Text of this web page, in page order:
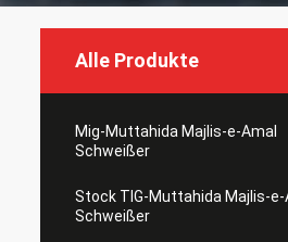
Alle Produkte
Mig-Muttahida Majlis-e-Amal
Schweißer
Stock TIG-Muttahida Majlis-e-
Schweißer